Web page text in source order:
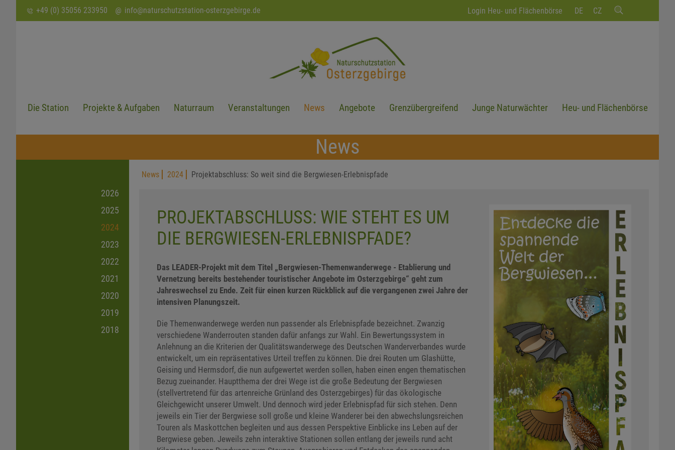
+49 (0) 35056 233950 info@naturschutzstation-osterzgebirge.de Login Heu- und Flächenbörse DE CZ
SUCHEN
Die Station Projekte & Aufgaben Naturraum Veranstaltungen News Angebote Grenzübergreifend Junge Naturwächter Heu- und Flächenbörse
News
2026
2025
2024
2023
2022
2021
2020
2019
2018
News 2024 Projektabschluss: So weit sind die Bergwiesen-Erlebnispfade
PROJEKTABSCHLUSS: WIE STEHT ES UM
DIE BERGWIESEN-ERLEBNISPFADE?
Das LEADER-Projekt mit dem Titel „Bergwiesen-Themenwanderwege - Etablierung und
Vernetzung bereits bestehender touristischer Angebote im Osterzgebirge“ geht zum
Jahreswechsel zu Ende. Zeit für einen kurzen Rückblick auf die vergangenen zwei Jahre der
intensiven Planungszeit.
Die Themenwanderwege werden nun passender als Erlebnispfade bezeichnet. Zwanzig
verschiedene Wanderrouten standen dafür anfangs zur Wahl. Ein Bewertungssystem in
Anlehnung an die Kriterien der Qualitätswanderwege des Deutschen Wanderverbandes wurde
entwickelt, um ein repräsentatives Urteil treffen zu können. Die drei Routen um Glashütte,
Geising und Hermsdorf, die nun aufgewertet werden sollen, haben einen engen thematischen
Bezug zueinander. Hauptthema der drei Wege ist die große Bedeutung der Bergwiesen
(stellvertretend für das artenreiche Grünland des Osterzgebirges) für das ökologische
Gleichgewicht unserer Umwelt. Und dennoch wird jeder Erlebnispfad für sich stehen. Denn
jeweils ein Tier der Bergwiese soll große und kleine Wanderer bei den abwechslungsreichen
Touren als Maskottchen begleiten und aus dessen Perspektive Einblicke ins Leben auf der
Bergwiese geben. Jeweils zehn interaktive Stationen sollen entlang der jeweils rund acht